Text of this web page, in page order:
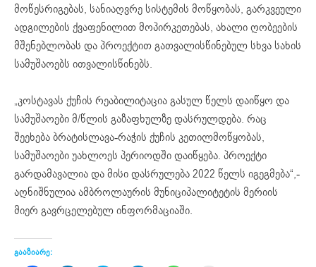
მოწესრიგებას, სანიაღვრე სისტემის მოწყობას, გარკვეული
ადგილების ქვაფენილით მოპირკეთებას, ახალი ღობეების
მშენებლობას და პროექტით გათვალისწინებულ სხვა სახის
სამუშაოებს ითვალისწინებს.
„კოსტავას ქუჩის რეაბილიტაცია გასულ წელს დაიწყო და
სამუშაოები მ/წლის გაზაფხულზე დასრულდება. რაც
შეეხება ბრატისლავა-რაჭის ქუჩის კეთილმოწყობას,
სამუშაოები უახლოეს პერიოდში დაიწყება. პროექტი
გარდამავალია და მისი დასრულება 2022 წელს იგეგმება“,-
აღნიშნულია ამბროლაურის მუნიციპალიტეტის მერიის
მიერ გავრცელებულ ინფორმაციაში.
გააზიარე: